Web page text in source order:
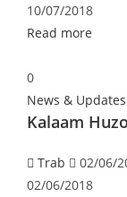
10/07/2018
Read more
0
News & Updates
Kalaam
Trab
02/06/
02/06/2018